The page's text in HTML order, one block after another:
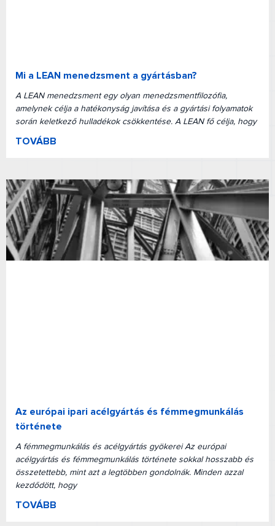
Mi a LEAN menedzsment a gyártásban?
A LEAN menedzsment egy olyan menedzsmentfilozófia,
amelynek célja a hatékonyság javítása és a gyártási folyamatok
során keletkező hulladékok csökkentése. A LEAN fő célja, hogy
TOVÁBB
Az európai ipari acélgyártás és fémmegmunkálás
története
A fémmegmunkálás és acélgyártás gyökerei Az európai
acélgyártás és fémmegmunkálás története sokkal hosszabb és
összetettebb, mint azt a legtöbben gondolnák. Minden azzal
kezdődött, hogy
TOVÁBB